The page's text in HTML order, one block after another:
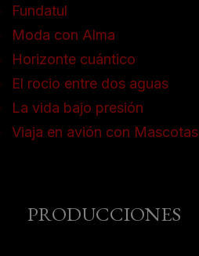
Fundatul
Moda con Alma
Horizonte cuántico
El rocio entre dos aguas
La vida bajo presión
Viaja en avión con Mascotas
PRODUCCIONES